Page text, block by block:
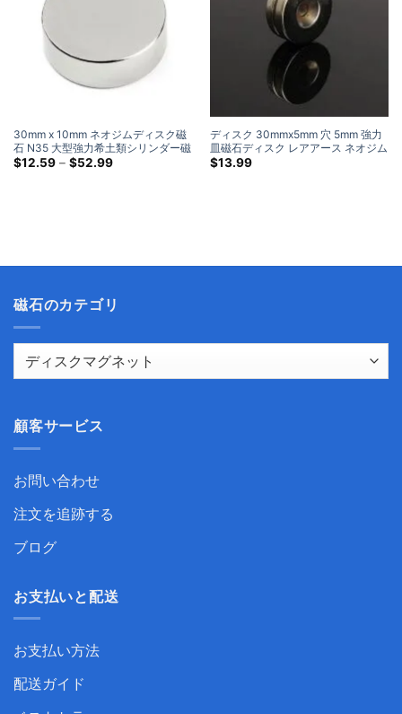
30mm x 10mm ネオジムディスク磁
石 N35 大型強力希土類シリンダー磁
石 30x10mm 非常に大きな磁石
$12.59 – $52.99価
ディスク 30mmx5mm 穴 5mm 強力
皿磁石ディスク レアアース ネオジム
ニッケル コーティング
$13.99
磁石のカテゴリ
顧客サービス
お問い合わせ
注文を追跡する
ブログ
お支払いと配送
お支払い方法
配送ガイド